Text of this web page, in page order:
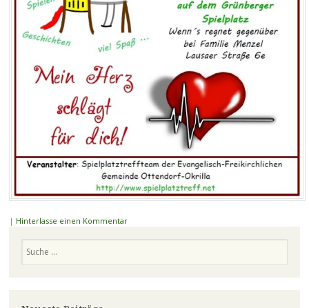
| Hinterlasse einen Kommentar